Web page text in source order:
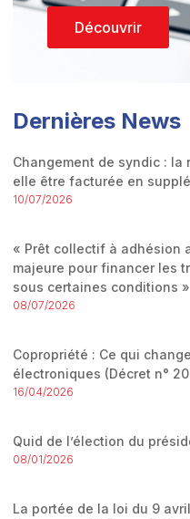
Découvrir
Dernières News
Changement de syndic :
elle être facturée en
10/07/2026
« Prêt collectif à adhésion
majeure pour financer les
sous certaines conditions »
08/07/2026
Copropriété : Ce qui
électroniques (Décret n°
16/04/2026
Quid de l’élection du
08/01/2026
La portée de la loi du 9